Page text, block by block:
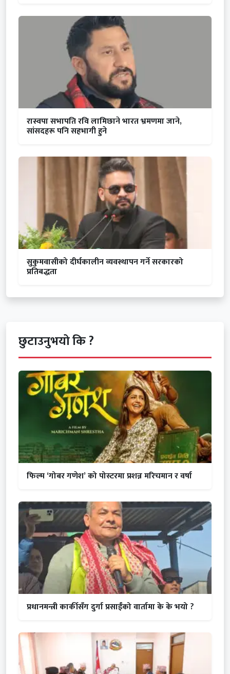
रास्वपा सभापति रवि लामिछाने भारत भ्रमणमा जाने,
सांसदहरू पनि सहभागी हुने
सुकुमवासीको दीर्घकालीन व्यवस्थापन गर्ने सरकारको
प्रतिबद्धता
छुटाउनुभयो कि ?
फिल्म ‘गोबर गणेश’ को पोस्टरमा प्रशन्न मरिचमान र वर्षा
प्रधानमन्त्री कार्कीसँग दुर्गा प्रसाईंको वार्तामा के के भयो ?